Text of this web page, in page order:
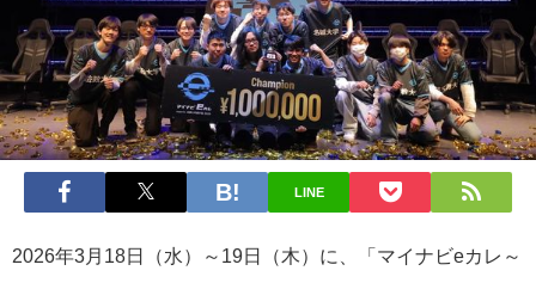
LINE
2026年3月18日（水）～19日（木）に、「マイナビeカレ～